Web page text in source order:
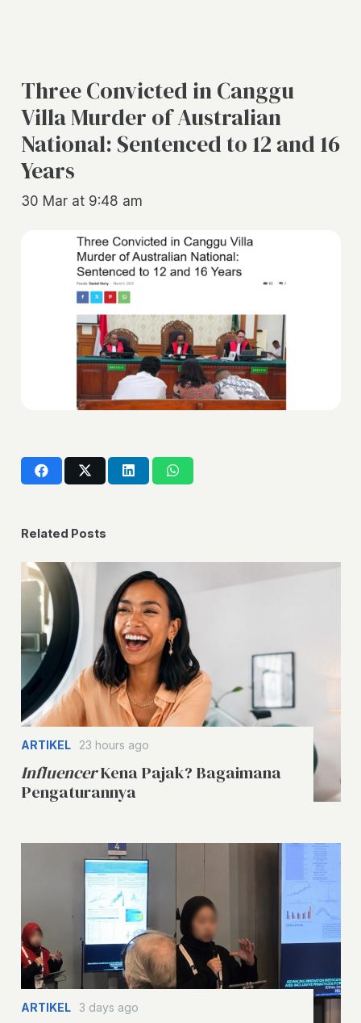
Three Convicted in Canggu
Villa Murder of Australian
National: Sentenced to 12 and 16
Years
30 Mar at 9:48 am
Related Posts
ARTIKEL 23 hours ago
InfluencerKena Pajak? Bagaimana
Pengaturannya
ARTIKEL 3 days ago